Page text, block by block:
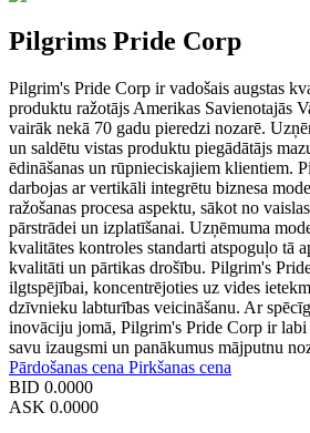
Pilgrims Pride Corp
Pilgrim's Pride Corp ir vadošais augstas
produktu ražotājs Amerikas Savienotajās
vairāk nekā 70 gadu pieredzi nozarē.
un saldētu vistas produktu piegādātājs
ēdināšanas un rūpnieciskajiem klientiem.
darbojas ar vertikāli integrētu biznesa
ražošanas procesa aspektu, sākot no
pārstrādei un izplatīšanai. Uzņēmuma
kvalitātes kontroles standarti atspoguļo tā
kvalitāti un pārtikas drošību. Pilgrim's
ilgtspējībai, koncentrējoties uz vides
dzīvnieku labturības veicināšanu. Ar
inovāciju jomā, Pilgrim's Pride Corp ir
savu izaugsmi un panākumus mājputnu
Pārdošanas cena Pirkšanas cena
BID 0.0000
ASK 0.0000